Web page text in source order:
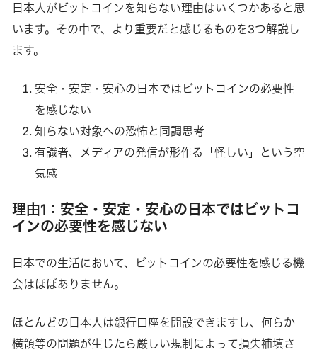
日本人がビットコインを知らない理由はいくつかあると思
います。その中で、より重要だと感じるものを3つ解説し
ます。
安全・安定・安心の日本ではビットコインの必要性
を感じない
知らない対象への恐怖と同調思考
有識者、メディアの発信が形作る「怪しい」という空
気感
理由1：安全・安定・安心の日本ではビットコ
インの必要性を感じない
日本での生活において、ビットコインの必要性を感じる機
会はほぼありません。
ほとんどの日本人は銀行口座を開設できますし、何らか
横領等の問題が生じたら厳しい規制によって損失補填さ